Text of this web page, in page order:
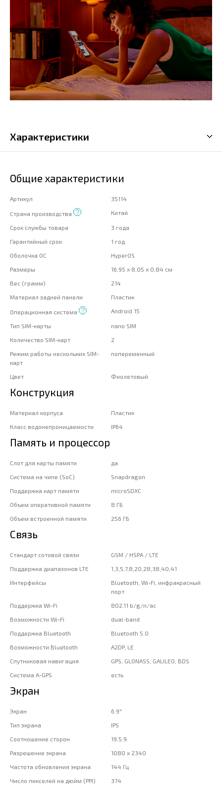
Характеристики
Общие характеристики
Артикул 35114
Страна производства Китай
Срок службы товара
3 года
Гарантийный срок
1 год
Оболочка ОС
HyperOS
Размеры
16,95 x 8,05 x 0,84 см
Вес (грамм)
214
Материал задней панели
Пластик
Операционная система Android 15
Тип SIM-карты
nano SIM
Количество SIM-карт
2
Режим работы нескольких SIM-
карт
попеременный
Цвет Фиолетовый
Конструкция
Материал корпуса
Пластик
Класс водонепроницаемости
IP64
Память и процессор
Слот для карты памяти
да
Система на чипе (SoC)
Snapdragon
Поддержка карт памяти
microSDXC
Объем оперативной памяти
8 ГБ
Объем встроенной памяти
256 ГБ
Связь
Стандарт сотовой связи
GSM / HSPA / LTE
Поддержка диапазонов LTE
1,3,5,7,8,20,28,38,40,41
Интерфейсы
Bluetooth, Wi-Fi, инфракрасный
порт
Поддержка Wi-Fi
802.11 b/g/n/ac
Возможности Wi-Fi
dual-band
Поддержка Bluetooth
Bluetooth 5.0
Возможности Bluetooth
A2DP, LE
Спутниковая навигация
GPS, GLONASS, GALILEO, BDS
Система A-GPS
есть
Экран
Экран
6.9"
Тип экрана
IPS
Соотношение сторон
19.5:9
Разрешение экрана
1080 x 2340
Частота обновления экрана
144 Гц
Число пикселей на дюйм (PPI)
374